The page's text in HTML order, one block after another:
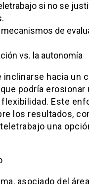
si no se
de
vs. la autonomía
inclinarse hacia un
podría
Este
los resultados,
una
asociado del